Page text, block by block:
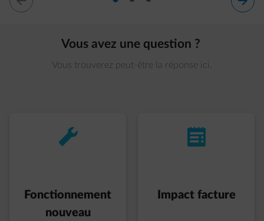
diapositive 1
diapositive 1 sur 3
Vous avez une question ?
Vous trouverez peut-être la réponse ici.
impulse-wrench
Fonctionnement
nouveau
impulse-invoice
Impact facture